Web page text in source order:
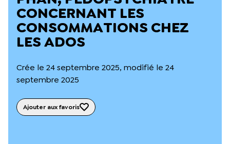
Notre documentation
Ressources pour les parents
Podcast 🎙️
Webinaires
L’équipe du Crips
Rapports d’activité et financiers
Projets réalisés avec nos partenaires
CONCERNANT LES
CONSOMMATIONS CHEZ
LES ADOS
Crée le 24 septembre 2025, modifié le 24
septembre 2025
Ajouter aux favoris